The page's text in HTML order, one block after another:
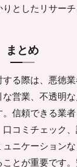
としたリサー
まとめ
る際は、悪徳
営業、不透明
信頼できる業
コミチェック
ニケーション
とが重要です